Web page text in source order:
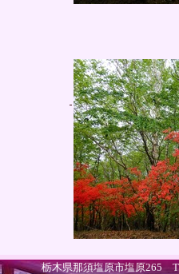
栃木県那須塩原市塩原265